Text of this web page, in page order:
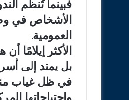
فبينما تُنظم
الأشخاص في
العمومية.
الأكثر
بل يمتد إلى
في ظل غياب
واحتياجاتها